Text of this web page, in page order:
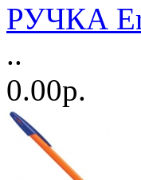
РУЧКА
..
0.00р.